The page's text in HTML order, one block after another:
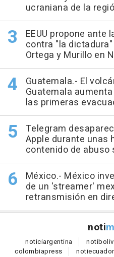
ucraniana de la
EEUU propone ante
contra "la
Ortega y Murillo en
Guatemala.- El
Guatemala
las primeras
Telegram
Apple durante unas
contenido de
México.- México
de un 'streamer'
retransmisión en
noti
noticiargentina noti
colombiapress notiecuador